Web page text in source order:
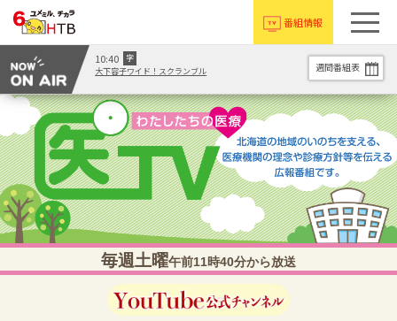
番組情報
10:40
字
大下容子ワイド！スクランブル
週間番組表
毎週土曜午前11時40分から放送